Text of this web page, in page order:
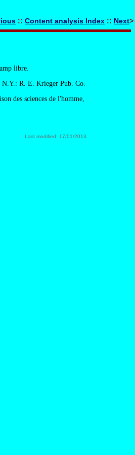
:: Content analysis Index :: Next>
libre.
R. E. Krieger Pub. Co.
des sciences de l'homme,
Last modified: 17/01/2013